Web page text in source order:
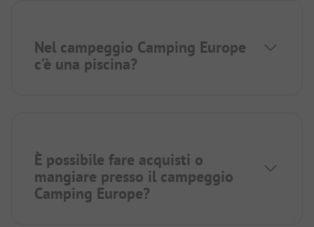
Nel campeggio Camping Europe
c’è una piscina?
È possibile fare acquisti o
mangiare presso il campeggio
Camping Europe?